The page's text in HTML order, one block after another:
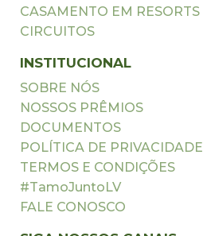
CASAMENTO EM RESORTS
CIRCUITOS
INSTITUCIONAL
SOBRE NÓS
NOSSOS PRÊMIOS
DOCUMENTOS
POLÍTICA DE PRIVACIDADE
TERMOS E CONDIÇÕES
#TamoJuntoLV
FALE CONOSCO